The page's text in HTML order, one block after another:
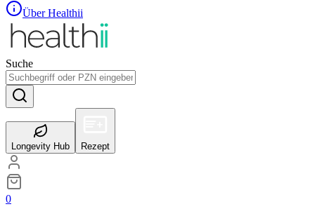
Über Healthii
Suche
Longevity Hub Rezept
0